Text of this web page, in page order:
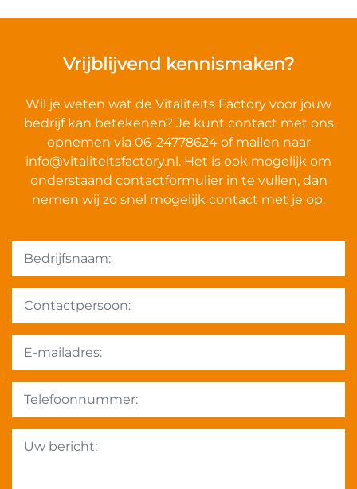
Vrijblijvend kennismaken?
Wil je weten wat de Vitaliteits Factory voor jouw
bedrijf kan betekenen? Je kunt contact met ons
opnemen via 06-24778624 of mailen naar
info@vitaliteitsfactory.nl . Het is ook mogelijk om
onderstaand contactformulier in te vullen, dan
nemen wij zo snel mogelijk contact met je op.